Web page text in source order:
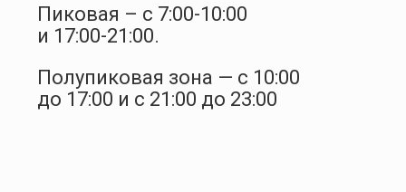
Пиковая – с 7:00-10:00
и 17:00-21:00.
Полупиковая зона — с 10:00
до 17:00 и с 21:00 до 23:00